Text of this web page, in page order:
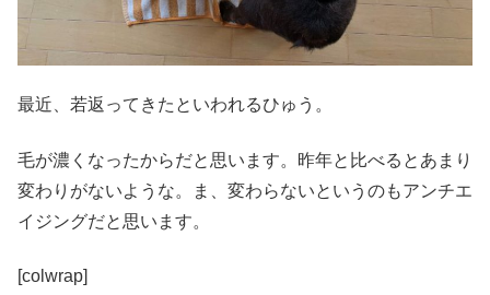
最近、若返ってきたといわれるひゅう。
毛が濃くなったからだと思います。昨年と比べるとあまり
変わりがないような。ま、変わらないというのもアンチエ
イジングだと思います。
[colwrap]